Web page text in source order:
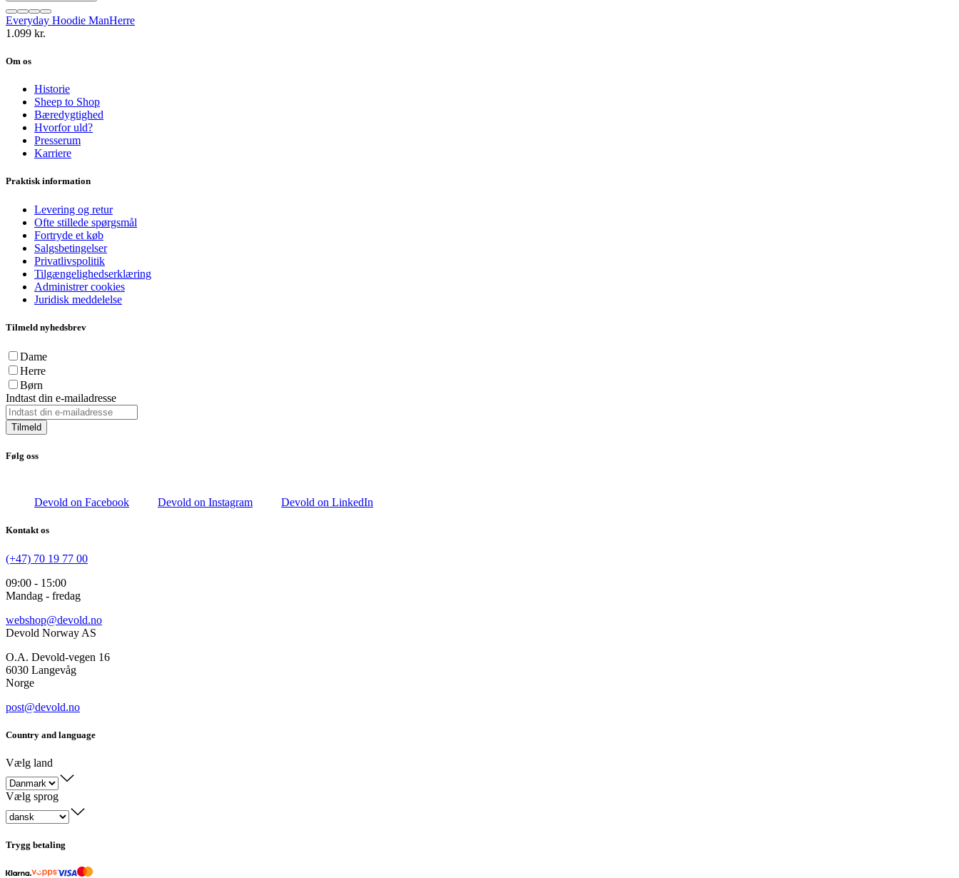
Everyday Hoodie ManHerre
1.099 kr.
Om os
Historie
Sheep to Shop
Bæredygtighed
Hvorfor uld?
Presserum
Karriere
Praktisk information
Levering og retur
Ofte stillede spørgsmål
Fortryde et køb
Salgsbetingelser
Privatlivspolitik
Tilgængelighedserklæring
Administrer cookies
Juridisk meddelelse
Tilmeld nyhedsbrev
Dame
Herre
Børn
Indtast din e-mailadresse
Tilmeld
Følg oss
Devold on Facebook Devold on Instagram Devold on LinkedIn
Kontakt os
(+47) 70 19 77 00
09:00 - 15:00
Mandag - fredag
webshop@devold.no
Devold Norway AS
O.A. Devold-vegen 16
6030 Langevåg
Norge
post@devold.no
Country and language
Vælg land
Vælg sprog
Trygg betaling